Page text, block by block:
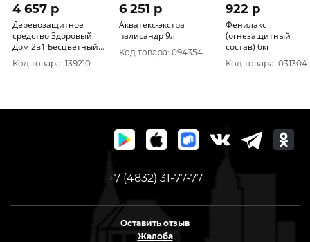
4 657 p
Деревозащитное
средство Здоровый
Дом 2в1 Бесцветный
9л
Код товара: 139210
6 251 p
Акватекс-экстра
палисандр 9л
Код товара: 094354
922 p
Фенилакс
(огнезащитный
состав) 6кг
Код товара: 031304
+7 (4832) 31-77-77
Оставить отзыв
Жалоба